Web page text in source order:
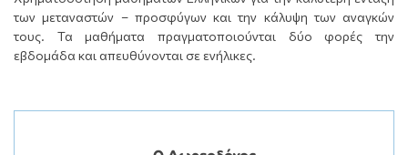
των μεταναστών – προσφύγων και την κάλυψη των αναγκών
τους. Τα μαθήματα πραγματοποιούνται δύο φορές την
εβδομάδα και απευθύνονται σε ενήλικες.